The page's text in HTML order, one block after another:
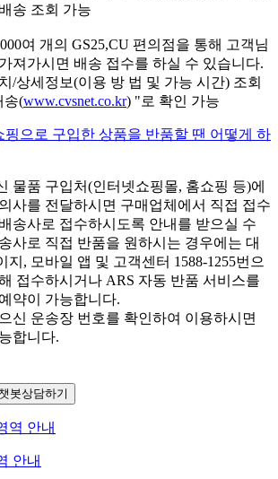
송 조회 가능
여 개의 GS25,CU 편의점을 통해 고객님
져가시면 배송 접수를 하실 수 있습니다.
/상세정보(이용 방 법 및 가능 시간) 조회
송(www.cvsnet.co.kr) "로 확인 가능
핑으로 구입한 상품을 반품할 땐 어떻게 하
물품 구입처(인터넷쇼핑몰, 홈쇼핑 등)에
사를 전달하시면 구매업체에서 직접 접수
송사로 접수하시도록 안내를 받으실 수
사로 직접 반품을 원하시는 경우에는 대
지, 모바일 앱 및 고객센터 1588-1255번으
접수하시거나 ARS 자동 반품 서비스를
약이 가능합니다.
신 운송장 번호를 확인하여 이용하시면
합니다.
챗봇상담하기
안내